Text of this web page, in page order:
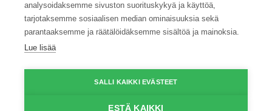
Climate solutions
© 2026 ProAgria. All rights reserved.
analysoidaksemme sivuston suorituskykyä ja käyttöä,
tarjotaksemme sosiaalisen median ominaisuuksia sekä
parantaaksemme ja räätälöidäksemme sisältöä ja mainoksia.
Lue lisää
SALLI KAIKKI EVÄSTEET
ESTÄ KAIKKI